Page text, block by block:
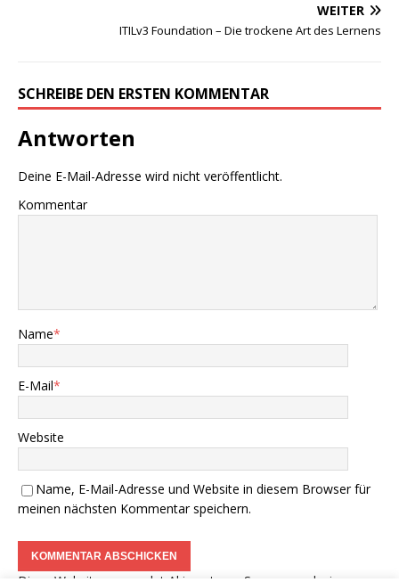
WEITER
ITILv3 Foundation – Die trockene Art des Lernens
SCHREIBE DEN ERSTEN KOMMENTAR
Antworten
Deine E-Mail-Adresse wird nicht veröffentlicht.
Kommentar
Name*
E-Mail*
Website
Name, E-Mail-Adresse und Website in diesem Browser für
meinen nächsten Kommentar speichern.